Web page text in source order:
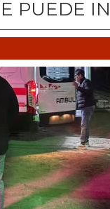
PUEDE